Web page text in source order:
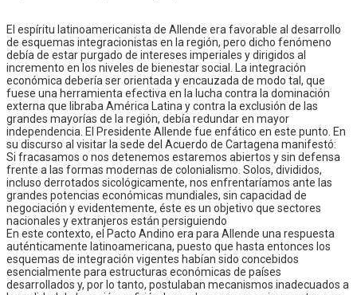
El espíritu latinoamericanista de Allende era favorable al desarrollo
de esquemas integracionistas en la región, pero dicho fenómeno
debía de estar purgado de intereses imperiales y dirigidos al
incremento en los niveles de bienestar social. La integración
económica debería ser orientada y encauzada de modo tal, que
fuese una herramienta efectiva en la lucha contra la dominación
externa que libraba América Latina y contra la exclusión de las
grandes mayorías de la región, debía redundar en mayor
independencia. El Presidente Allende fue enfático en este punto. En
su discurso al visitar la sede del Acuerdo de Cartagena manifestó:
Si fracasamos o nos detenemos estaremos abiertos y sin defensa
frente a las formas modernas de colonialismo. Solos, divididos,
incluso derrotados sicológicamente, nos enfrentaríamos ante las
grandes potencias económicas mundiales, sin capacidad de
negociación y evidentemente, éste es un objetivo que sectores
nacionales y extranjeros están persiguiendo
En este contexto, el Pacto Andino era para Allende una respuesta
auténticamente latinoamericana, puesto que hasta entonces los
esquemas de integración vigentes habían sido concebidos
esencialmente para estructuras económicas de países
desarrollados y, por lo tanto, postulaban mecanismos inadecuados a